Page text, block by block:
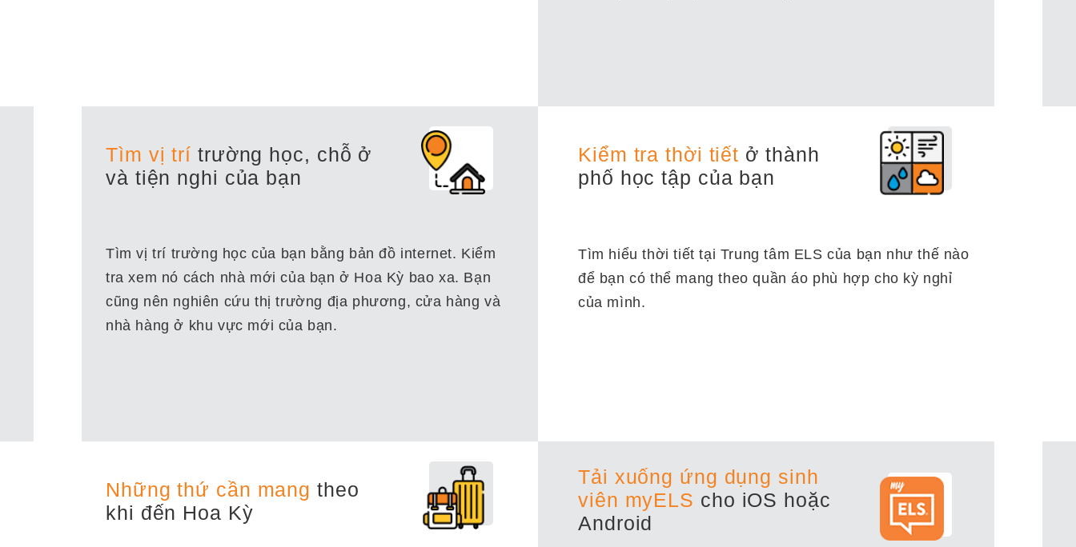
Tìm vị trí trường học, chỗ ở
và tiện nghi của bạn
Tìm vị trí trường học của bạn bằng bản đồ internet. Kiểm
tra xem nó cách nhà mới của bạn ở Hoa Kỳ bao xa. Bạn
cũng nên nghiên cứu thị trường địa phương, cửa hàng và
nhà hàng ở khu vực mới của bạn.
Kiểm tra thời tiết ở thành
phố học tập của bạn
Tìm hiểu thời tiết tại Trung tâm ELS của bạn như thế nào
để bạn có thể mang theo quần áo phù hợp cho kỳ nghỉ
của mình.
Những thứ cần mang theo
khi đến Hoa Kỳ
Tải xuống ứng dụng sinh
viên myELS cho iOS hoặc
Android